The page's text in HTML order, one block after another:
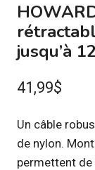
jusqu’à
41,99$
Un câble
de nylon.
permettent de